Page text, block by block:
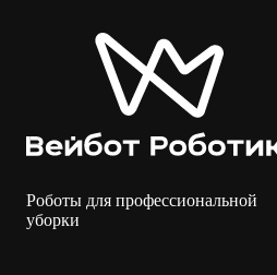
Роботы для профессиональной
уборки